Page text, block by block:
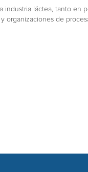
industria láctea, tanto en
organizaciones de